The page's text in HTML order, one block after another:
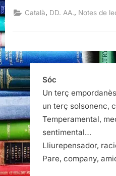
falten,
Antologia
premi
i
Tomàs,
1986-
Català, DD. AA., Notes de
Sóc
Un terç
un terç solsonenc,
Temperamental,
sentimental…
Lliurepensador,
Pare, company,